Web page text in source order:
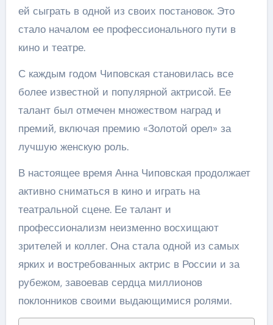
ей сыграть в одной из своих постановок. Это
стало началом ее профессионального пути в
кино и театре.
С каждым годом Чиповская становилась все
более известной и популярной актрисой. Ее
талант был отмечен множеством наград и
премий, включая премию «Золотой орел» за
лучшую женскую роль.
В настоящее время Анна Чиповская продолжает
активно сниматься в кино и играть на
театральной сцене. Ее талант и
профессионализм неизменно восхищают
зрителей и коллег. Она стала одной из самых
ярких и востребованных актрис в России и за
рубежом, завоевав сердца миллионов
поклонников своими выдающимися ролями.